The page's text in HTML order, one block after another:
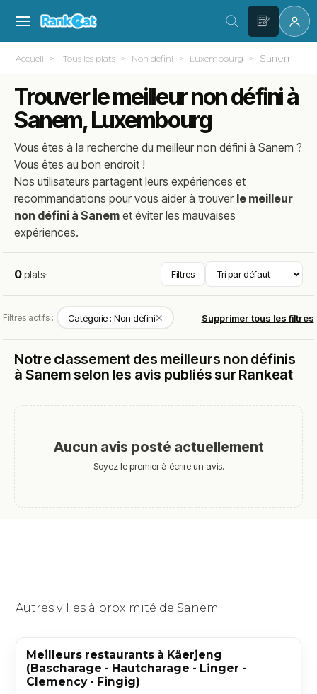
Accueil Tous les plats Non defini Luxembourg Sanem
Trouver le meilleur non défini à
Sanem, Luxembourg
Vous êtes à la recherche du meilleurnon défini àSanem ?
Vous êtes au bon endroit !
Nos utilisateurs partagent leurs expériences et
recommandations pour vous aider à trouver le meilleur
non défini à Sanem et éviter les mauvaises
expériences.
0plats· Filtres
Filtres actifs : Catégorie : Non défini✕ Supprimer tous les filtres
Notre classement des meilleurs non définis
à Sanem selon les avis publiés sur Rankeat
Aucun avis posté actuellement
Soyez le premier à écrire un avis.
Autres villes à proximité de Sanem
Meilleurs restaurants à Käerjeng
(Bascharage - Hautcharage - Linger -
Clemency - Fingig)